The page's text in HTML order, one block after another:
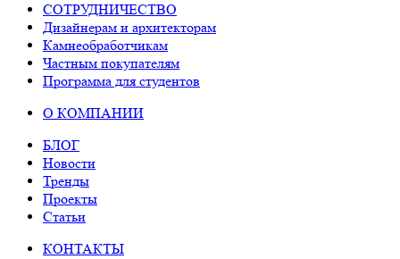
СОТРУДНИЧЕСТВО
Дизайнерам и архитекторам
Камнеобработчикам
Частным покупателям
Программа для студентов
О КОМПАНИИ
БЛОГ
Новости
Тренды
Проекты
Статьи
КОНТАКТЫ